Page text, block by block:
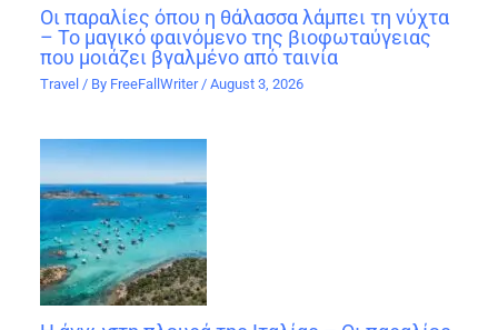
Οι παραλίες όπου η θάλασσα λάμπει τη νύχτα
– Το μαγικό φαινόμενο της βιοφωταύγειας
που μοιάζει βγαλμένο από ταινία
Travel / By FreeFallWriter/August 3, 2026